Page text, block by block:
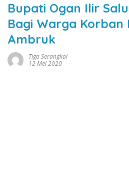
Bupati Ogan Ilir
Bagi Warga Korban
Ambruk
Tiga Serangkai
12 Mei 2020